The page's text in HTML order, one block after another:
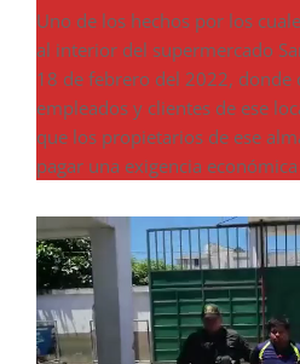
Uno de los hechos por los
al interior del supermercado
18 de febrero del 2022, donde
empleados y clientes de ese
que los propietarios de ese
pagar una exigencia